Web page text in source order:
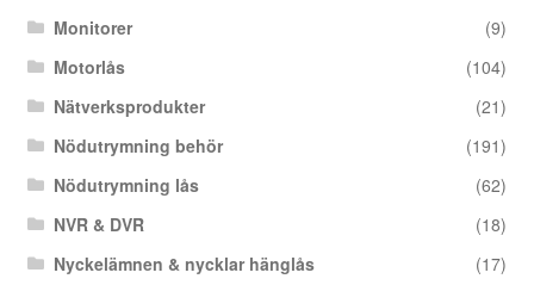
Monitorer
(9)
Motorlås
(104)
Nätverksprodukter
(21)
Nödutrymning behör
(191)
Nödutrymning lås
(62)
NVR & DVR
(18)
Nyckelämnen & nycklar hänglås
(17)